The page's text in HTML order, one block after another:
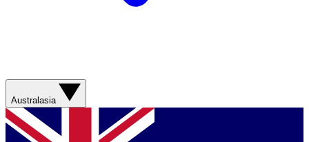
Australasia